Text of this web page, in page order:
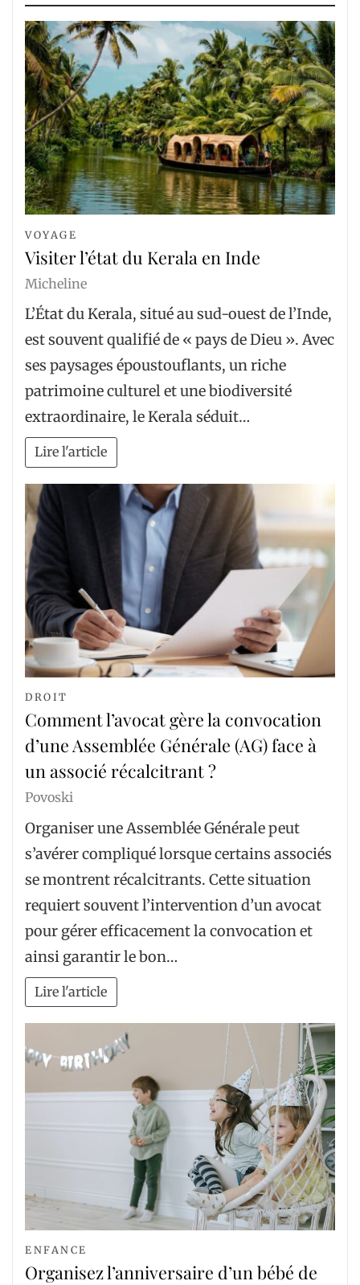
VOYAGE
Visiter l’état du Kerala en Inde
Micheline
L’État du Kerala, situé au sud-ouest de l’Inde,
est souvent qualifié de « pays de Dieu ». Avec
ses paysages époustouflants, un riche
patrimoine culturel et une biodiversité
extraordinaire, le Kerala séduit…
Lire l'article
DROIT
Comment l’avocat gère la convocation
d’une Assemblée Générale (AG) face à
un associé récalcitrant ?
Povoski
Organiser une Assemblée Générale peut
s’avérer compliqué lorsque certains associés
se montrent récalcitrants. Cette situation
requiert souvent l’intervention d’un avocat
pour gérer efficacement la convocation et
ainsi garantir le bon…
Lire l'article
ENFANCE
Organisez l’anniversaire d’un bébé de